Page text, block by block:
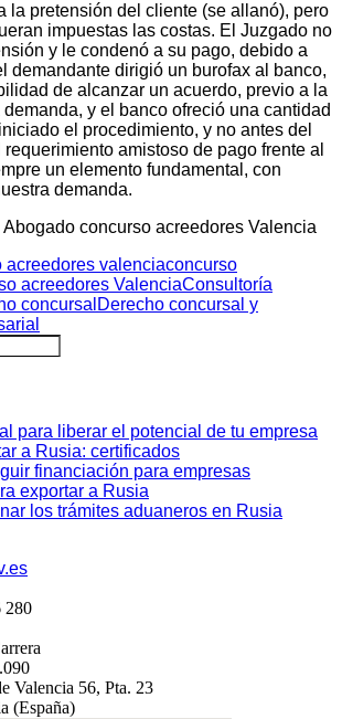
la pretensión del cliente (se allanó), pero
impuestas las costas. El Juzgado no
y le condenó a su pago, debido a
demandante dirigió un burofax al banco,
de alcanzar un acuerdo, previo a la
y el banco ofreció una cantidad
el procedimiento, y no antes del
amistoso de pago frente al
un elemento fundamental, con
demanda.
| Abogado concurso acreedores Valencia
acreedores valenciaconcurso
acreedores ValenciaConsultoría
concursal Derecho concursal y
para liberar el potencial de tu empresa
a Rusia: certificados
financiación para empresas
exportar a Rusia
los trámites aduaneros en Rusia
280
Valencia 56, Pta. 23
(España)